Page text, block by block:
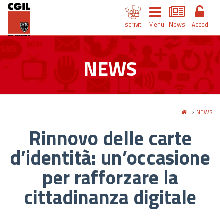
Iscriviti Menu News Accedi
NEWS
NEWS
Rinnovo delle carte
d’identità: un’occasione
per rafforzare la
cittadinanza digitale